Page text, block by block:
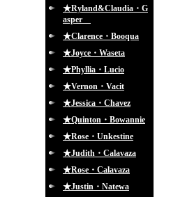
★Ryland&Claudia・G
asper
★Clarence・Booqua
★Joyce・Waseta
★Phyllia・Lucio
★Vernon・Vacit
★Jessica・Chavez
★Quinton・Bowannie
★Rose・Unkestine
★Judith・Calavaza
★Rose・Calavaza
★Justin・Natewa